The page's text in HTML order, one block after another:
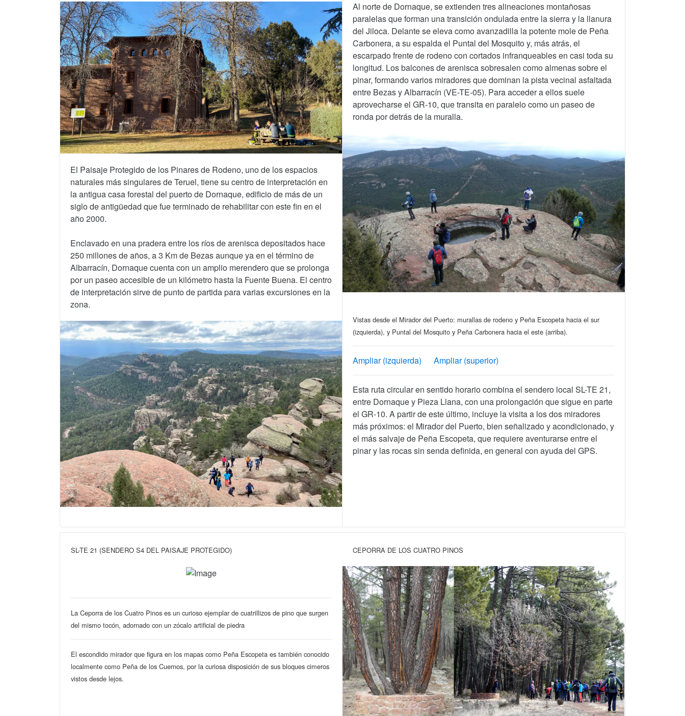
El Paisaje Protegido de los Pinares de Rodeno, uno de los espacios
naturales más singulares de Teruel, tiene su centro de interpretación en
la antigua casa forestal del puerto de Dornaque, edificio de más de un
siglo de antigüedad que fue terminado de rehabilitar con este fin en el
año 2000.
Enclavado en una pradera entre los ríos de arenisca depositados hace
250 millones de años, a 3 Km de Bezas aunque ya en el término de
Albarracín, Dornaque cuenta con un amplio merendero que se prolonga
por un paseo accesible de un kilómetro hasta la Fuente Buena. El centro
de interpretación sirve de punto de partida para varias excursiones en la
zona.
Al norte de Dornaque, se extienden tres alineaciones montañosas
paralelas que forman una transición ondulada entre la sierra y la llanura
del Jiloca. Delante se eleva como avanzadilla la potente mole de Peña
Carbonera, a su espalda el Puntal del Mosquito y, más atrás, el
escarpado frente de rodeno con cortados infranqueables en casi toda su
longitud. Los balcones de arenisca sobresalen como almenas sobre el
pinar, formando varios miradores que dominan la pista vecinal asfaltada
entre Bezas y Albarracín (VE-TE-05). Para acceder a ellos suele
aprovecharse el GR-10, que transita en paralelo como un paseo de
ronda por detrás de la muralla.
Vistas desde el Mirador del Puerto: murallas de rodeno y Peña Escopeta hacia el sur
(izquierda), y Puntal del Mosquito y Peña Carbonera hacia el este (arriba).
Ampliar (izquierda) Ampliar (superior)
Esta ruta circular en sentido horario combina el sendero local SL-TE 21,
entre Dornaque y Pieza Llana, con una prolongación que sigue en parte
el GR-10. A partir de este último, incluye la visita a los dos miradores
más próximos: el Mirador del Puerto, bien señalizado y acondicionado, y
el más salvaje de Peña Escopeta, que requiere aventurarse entre el
pinar y las rocas sin senda definida, en general con ayuda del GPS.
SL-TE 21 (SENDERO S4 DEL PAISAJE PROTEGIDO)
La Ceporra de los Cuatro Pinos es un curioso ejemplar de cuatrillizos de pino que surgen
del mismo tocón, adornado con un zócalo artificial de piedra
El escondido mirador que figura en los mapas como Peña Escopeta es también conocido
localmente como Peña de los Cuernos, por la curiosa disposición de sus bloques cimeros
vistos desde lejos.
CEPORRA DE LOS CUATRO PINOS